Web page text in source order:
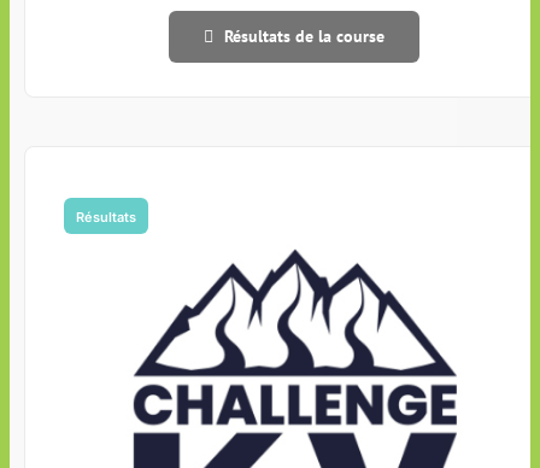
Résultats de la course
Résultats